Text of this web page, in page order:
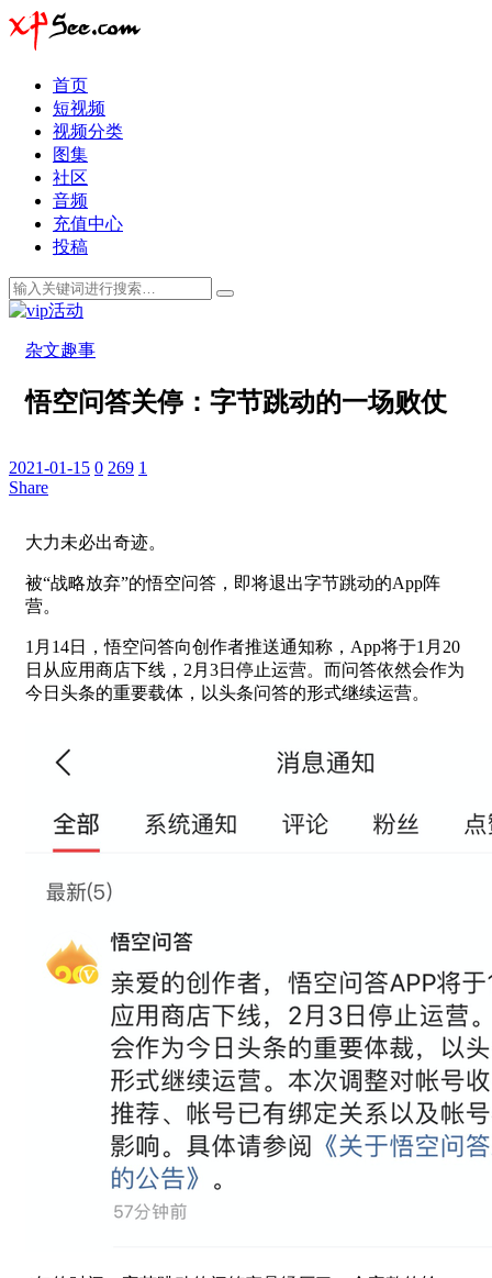
首页
短视频
视频分类
图集
社区
音频
充值中心
投稿
杂文趣事
悟空问答关停：字节跳动的一场败仗
2021-01-15 0 269 1
Share
大力未必出奇迹。
被“战略放弃”的悟空问答，即将退出字节跳动的App阵
营。
1月14日，悟空问答向创作者推送通知称，App将于1月20
日从应用商店下线，2月3日停止运营。而问答依然会作为
今日头条的重要载体，以头条问答的形式继续运营。